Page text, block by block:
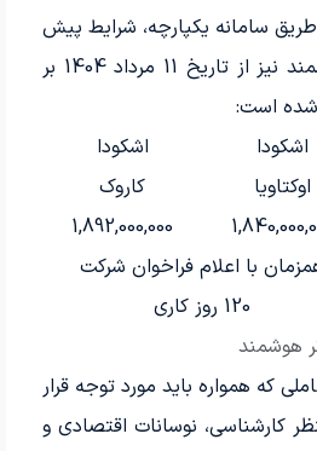
طریق سامانه یکپارچه، شرایط پیش
فروش پارس ساتر هوشمند نیز از تاریخ 11 مرداد 1404 بر
شده است:
هوشمند
اشکودا
اشکودا
اوکتاویا
کاروک
1,892,000,000
با اعلام فراخوان شرکت
120 روز کاری
که همواره باید مورد توجه قرار
کارشناسی، نوسانات اقتصادی و